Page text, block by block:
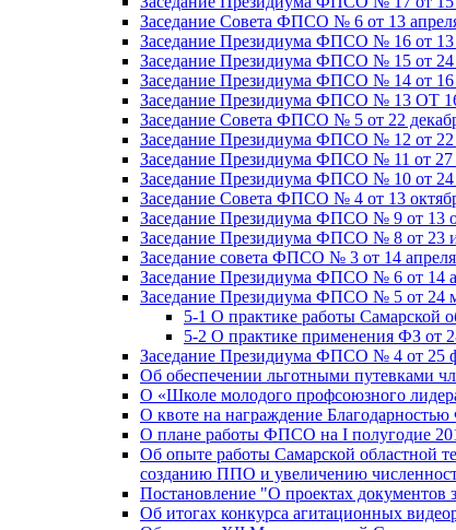
Заседание Совета ФПСО № 6 от 13
Заседание Президиума ФПСО № 16 от 13
Заседание Президиума ФПСО № 15 от 24
Заседание Президиума ФПСО № 14 от 16
Заседание Президиума ФПСО № 13 ОТ 16
Заседание Совета ФПСО № 5 от 22
Заседание Президиума ФПСО № 12 от 22
Заседание Президиума ФПСО № 11 от 27
Заседание Президиума ФПСО № 10 от 24
Заседание Совета ФПСО № 4 от 13
Заседание Президиума ФПСО № 9 от 13
Заседание Президиума ФПСО № 8 от 23
Заседание совета ФПСО № 3 от 14 апреля
Заседание Президиума ФПСО № 6 от 14
Заседание Президиума ФПСО № 5 от 24
5-1 О практике работы Самарской
5-2 О практике применения ФЗ от
Заседание Президиума ФПСО № 4 от 25
Об обеспечении льготными путевками
О «Школе молодого профсоюзного
О квоте на награждение
О плане работы ФПСО на I полугодие
Об опыте работы Самарской областной
созданию ППО и увеличению
Постановление "О проектах
Об итогах конкурса агитационных